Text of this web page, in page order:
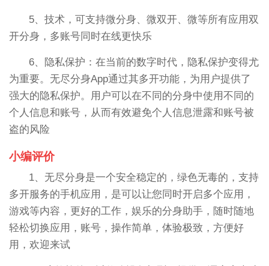
5、技术，可支持微分身、微双开、微等所有应用双
开分身，多账号同时在线更快乐
6、隐私保护：在当前的数字时代，隐私保护变得尤
为重要。无尽分身App通过其多开功能，为用户提供了
强大的隐私保护。用户可以在不同的分身中使用不同的
个人信息和账号，从而有效避免个人信息泄露和账号被
盗的风险
小编评价
1、无尽分身是一个安全稳定的，绿色无毒的，支持
多开服务的手机应用，是可以让您同时开启多个应用，
游戏等内容，更好的工作，娱乐的分身助手，随时随地
轻松切换应用，账号，操作简单，体验极致，方便好
用，欢迎来试